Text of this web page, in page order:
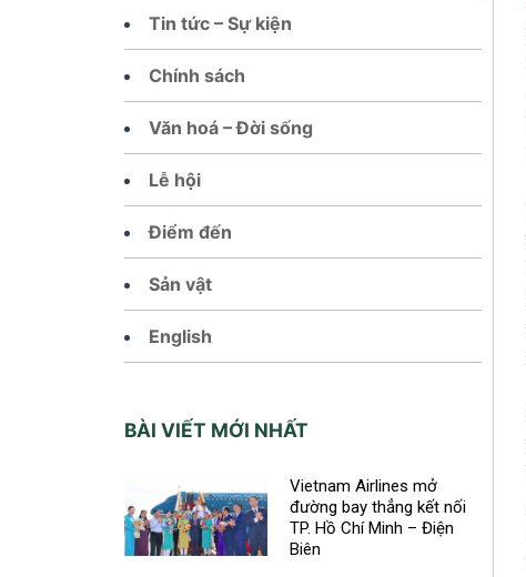
Tin tức – Sự kiện
Chính sách
Văn hoá – Đời sống
Lễ hội
Điểm đến
Sản vật
English
BÀI VIẾT MỚI NHẤT
Vietnam Airlines mở
đường bay thẳng kết nối
TP. Hồ Chí Minh – Điện
Biên